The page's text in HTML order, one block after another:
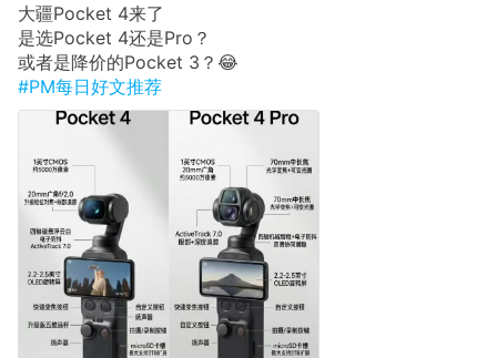
大疆Pocket 4来了
是选Pocket 4还是Pro？
或者是降价的Pocket 3？😂
#PM每日好文推荐